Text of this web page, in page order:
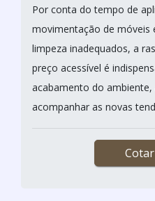
Por conta do tempo de
movimentação de móveis
limpeza inadequados, a
preço acessível é
acabamento do
acompanhar as novas